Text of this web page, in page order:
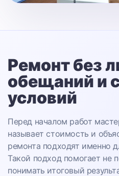
Ремонт без
обещаний и
условий
Перед началом работ
называет стоимость и
ремонта подходят именно
Такой подход помогает не
понимать итоговый